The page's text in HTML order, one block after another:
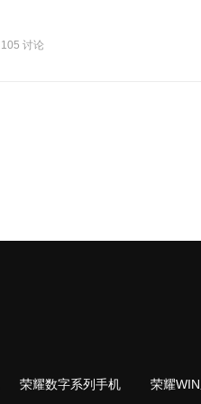
105 讨论
荣耀数字系列手机 荣耀